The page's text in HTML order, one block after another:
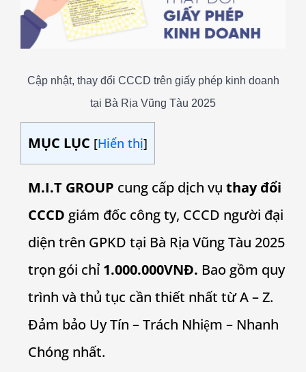
Dịch vụ doanh nghiệp
Cập nhật, thay đổi CCCD trên giấy phép kinh doanh
tại Bà Rịa Vũng Tàu 2025
MỤC LỤC [Hiển thị]
M.I.T GROUP cung cấp dịch vụ thay đổi
CCCD giám đốc công ty, CCCD người đại
diện trên GPKD tại Bà Rịa Vũng Tàu 2025
trọn gói chỉ 1.000.000VNĐ. Bao gồm quy
trình và thủ tục cần thiết nhất từ A – Z.
Đảm bảo Uy Tín – Trách Nhiệm – Nhanh
Chóng nhất.